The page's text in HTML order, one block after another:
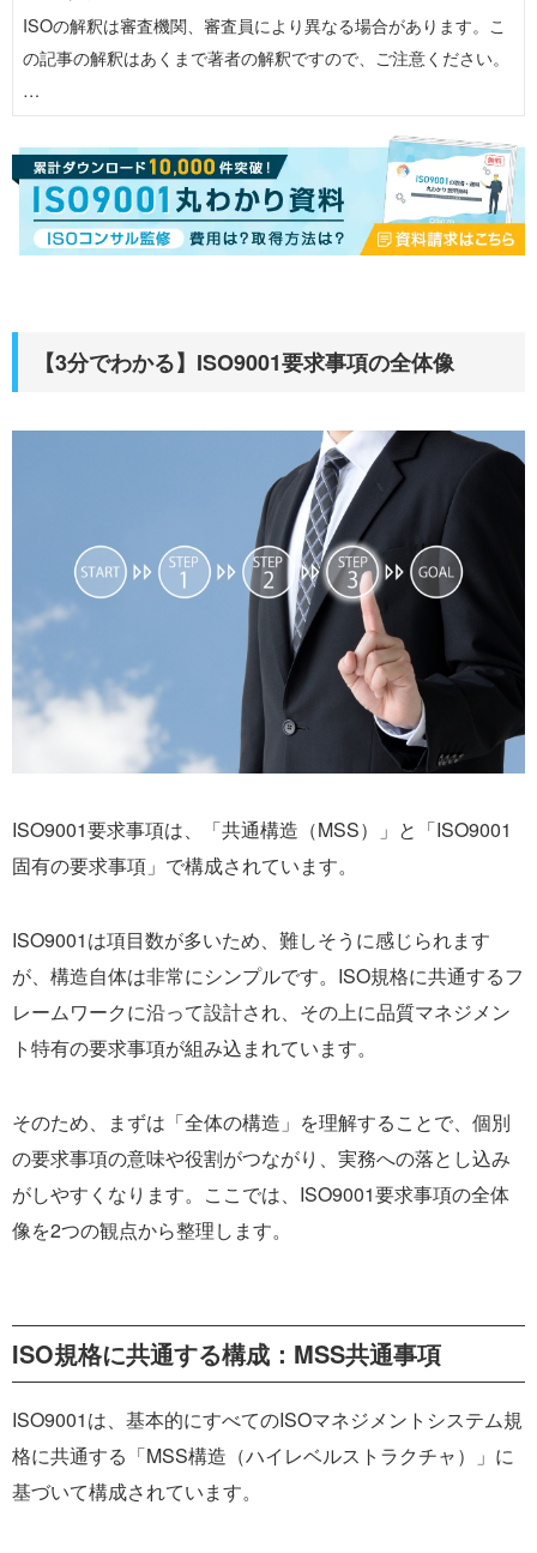
ISOの解釈は審査機関、審査員により異なる場合があります。こ
の記事の解釈はあくまで著者の解釈ですので、ご注意ください。
…
【3分でわかる】ISO9001要求事項の全体像
ISO9001要求事項は、「共通構造（MSS）」と「ISO9001
固有の要求事項」で構成されています。
ISO9001は項目数が多いため、難しそうに感じられます
が、構造自体は非常にシンプルです。ISO規格に共通するフ
レームワークに沿って設計され、その上に品質マネジメン
ト特有の要求事項が組み込まれています。
そのため、まずは「全体の構造」を理解することで、個別
の要求事項の意味や役割がつながり、実務への落とし込み
がしやすくなります。ここでは、ISO9001要求事項の全体
像を2つの観点から整理します。
ISO規格に共通する構成：MSS共通事項
ISO9001は、基本的にすべてのISOマネジメントシステム規
格に共通する「MSS構造（ハイレベルストラクチャ）」に
基づいて構成されています。